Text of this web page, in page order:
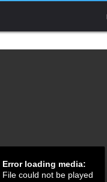
Error loading media:
File could not be played